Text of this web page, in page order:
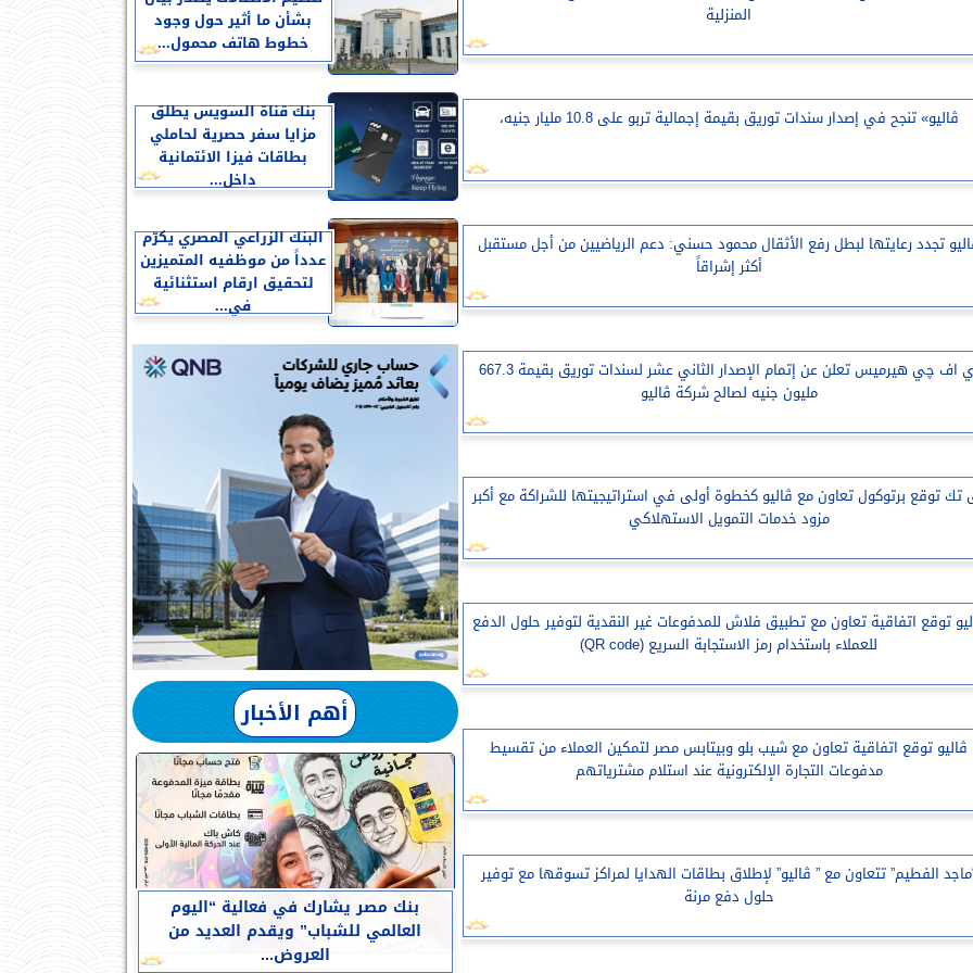
المنزلية
ڤاليو» تنجح في إصدار سندات توريق بقيمة إجمالية تربو على 10.8 مليار جنيه،
تجدد رعايتها لبطل رفع الأثقال محمود حسني: دعم الرياضيين من أجل مستقبل
أكثر إشراقاً
إي اف چي هيرميس تعلن عن إتمام الإصدار الثاني عشر لسندات توريق بقيمة 667.3
مليون جنيه لصالح شركة ڤاليو
تك توقع برتوكول تعاون مع ڤاليو كخطوة أولى في استراتيجيتها للشراكة مع أكبر
مزود خدمات التمويل الاستهلاكي
توقع اتفاقية تعاون مع تطبيق فلاش للمدفوعات غير النقدية لتوفير حلول الدفع
للعملاء باستخدام رمز الاستجابة السريع (QR code)
ڤاليو توقع اتفاقية تعاون مع شيب بلو وبيتابس مصر لتمكين العملاء من تقسيط
مدفوعات التجارة الإلكترونية عند استلام مشترياتهم
الفطيم” تتعاون مع ” ڤاليو” لإطلاق بطاقات الهدايا لمراكز تسوقها مع توفير
حلول دفع مرنة
بشأن ما أثير حول وجود
خطوط هاتف محمول...
بنك قناة السويس يطلق
مزايا سفر حصرية لحاملي
بطاقات فيزا الائتمانية
داخل...
البنك الزراعي المصري يكرّم
عدداً من موظفيه المتميزين
لتحقيق ارقام استثنائية
في...
أهم الأخبار
بنك مصر يشارك في فعالية “اليوم
العالمي للشباب” ويقدم العديد من
العروض...